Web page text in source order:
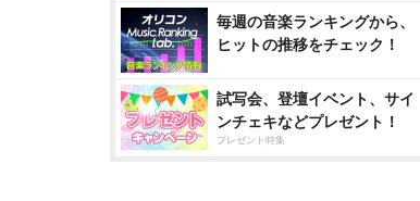
毎週の音楽ランキングから、
ヒットの推移をチェック！
試写会、登壇イベント、サイ
ンチェキなどプレゼント！
プレゼント特集